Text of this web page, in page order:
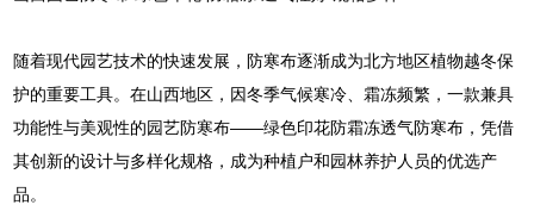
随着现代园艺技术的快速发展，防寒布逐渐成为北方地区植物越冬保
护的重要工具。在山西地区，因冬季气候寒冷、霜冻频繁，一款兼具
功能性与美观性的园艺防寒布——绿色印花防霜冻透气防寒布，凭借
其创新的设计与多样化规格，成为种植户和园林养护人员的优选产
品。